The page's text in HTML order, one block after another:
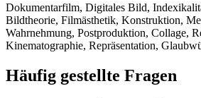
Dokumentarfilm, Digitales Bild,
Bildtheorie, Filmästhetik, Konstruktion,
Wahrnehmung, Postproduktion, Collage,
Kinematographie, Repräsentation,
Häufig gestellte Fragen